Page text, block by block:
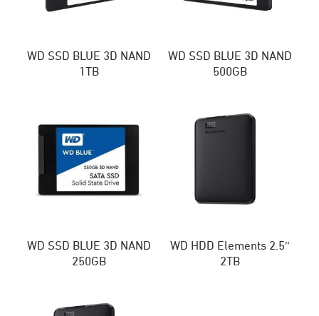
WD SSD BLUE 3D NAND
1TB
WD SSD BLUE 3D NAND
500GB
WD SSD BLUE 3D NAND
250GB
WD HDD Elements 2.5″
2TB